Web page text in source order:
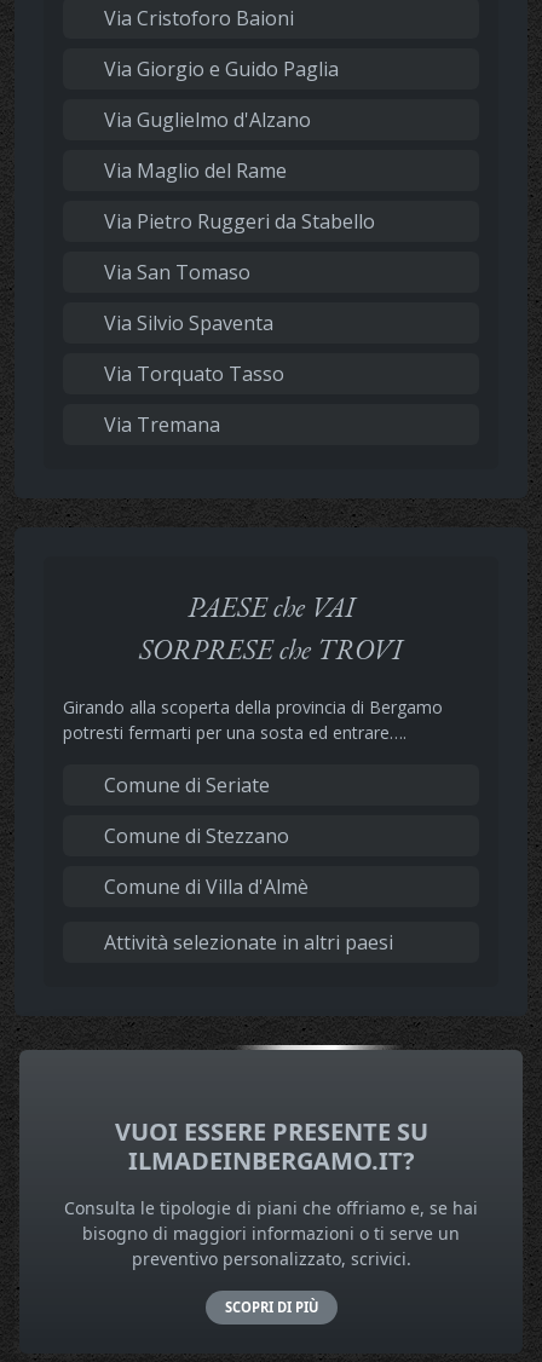
Via Cristoforo Baioni
Via Giorgio e Guido Paglia
Via Guglielmo d'Alzano
Via Maglio del Rame
Via Pietro Ruggeri da Stabello
Via San Tomaso
Via Silvio Spaventa
Via Torquato Tasso
Via Tremana
PAESE che VAI
SORPRESE che TROVI
Girando alla scoperta della provincia di Bergamo
potresti fermarti per una sosta ed entrare….
Comune di Seriate
Comune di Stezzano
Comune di Villa d'Almè
Attività selezionate in altri paesi
VUOI ESSERE PRESENTE SU
ILMADEINBERGAMO.IT?
Consulta le tipologie di piani che offriamo e, se hai
bisogno di maggiori informazioni o ti serve un
preventivo personalizzato, scrivici.
SCOPRI DI PIÙ